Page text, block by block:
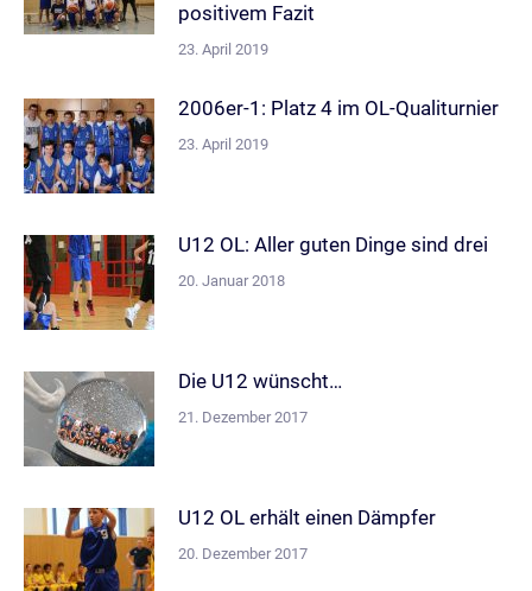
positivem Fazit
23. April 2019
2006er-1: Platz 4 im OL-Qualiturnier
23. April 2019
U12 OL: Aller guten Dinge sind drei
20. Januar 2018
Die U12 wünscht…
21. Dezember 2017
U12 OL erhält einen Dämpfer
20. Dezember 2017